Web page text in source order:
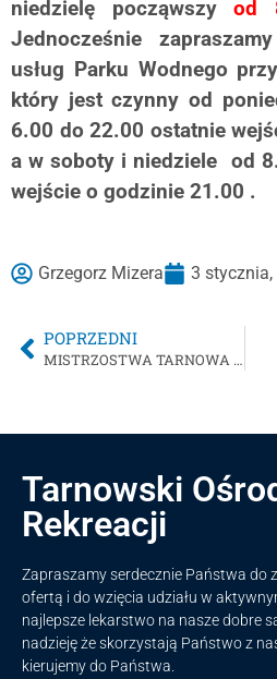
niedzielę począwszyod
Jednocześnie
usług Parku Wodnego
który jest czynny od
6.00 do 22.00 ostatnie
a w soboty i niedziele od
wejście o godzinie 21.00 .
Grzegorz Mizera 3 stycznia,
POPRZEDNI
MISTRZOSTWA TARNOWA W KOSZYKÓWCE – LICEALIADA
Tarnowski
Rekreacji
Zapraszamy serdecznie Państwa do
ofertą i do wzięcia udziału w
najlepsze lekarstwo na nasze dobre
nadzieję że skorzystają Państwo z
kierujemy do Państwa.